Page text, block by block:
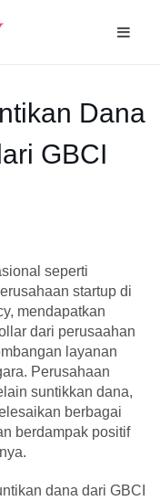
Dana
GBCI
seperti
startup di
mendapatkan
dari perusaahan
layanan
Perusahaan
suntikkan dana,
berbagai
berdampak positif
dana dari GBCI